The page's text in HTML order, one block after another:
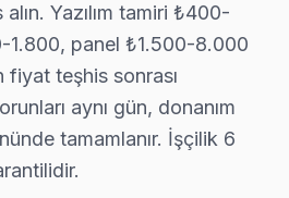
TV Servisi Hakkında
Yazılım tamiri ₺400-
1.800, panel ₺1.500-8.000
fiyat teşhis sonrası
aynı gün, donanım
tamamlanır. İşçilik 6